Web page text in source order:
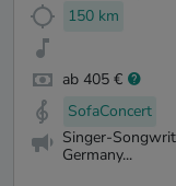
150 km
ab 405 €
SofaConcert
Singer-
Germany...